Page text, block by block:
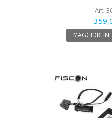
Art.
MAGGIORI